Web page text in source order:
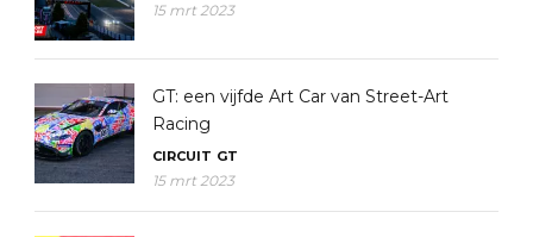
15 mrt 2023
GT: een vijfde Art Car van Street-Art
Racing
CIRCUIT GT
15 mrt 2023